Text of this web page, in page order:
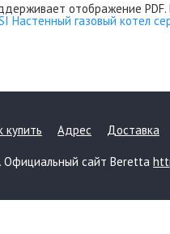
отображение
Настенный газовый котел
купить Адрес Доставка
сайт Beretta